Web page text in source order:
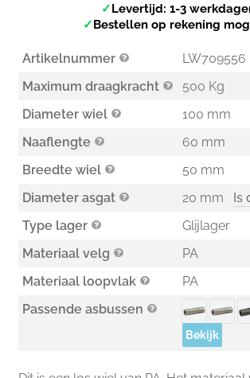
✓Levertijd: 1-3
✓Bestellen op rekening
Artikelnummer
LW709556
Maximum draagkracht
500 Kg
Diameter wiel
100 mm
Naaflengte
60 mm
Breedte wiel
50 mm
Diameter asgat
20 mm
Is
Type lager
Glijlager
Materiaal velg
PA
Materiaal loopvlak
PA
Passende asbussen
Bekijk